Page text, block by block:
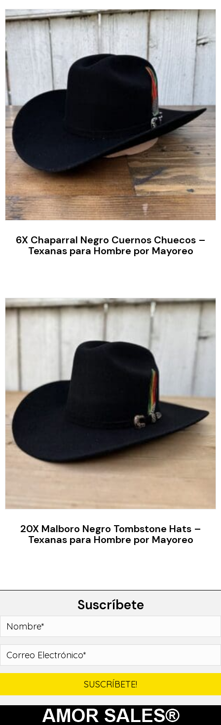
6X Chaparral Negro Cuernos Chuecos –
Texanas para Hombre por Mayoreo
20X Malboro Negro Tombstone Hats –
Texanas para Hombre por Mayoreo
Suscríbete
SUSCRÍBETE!